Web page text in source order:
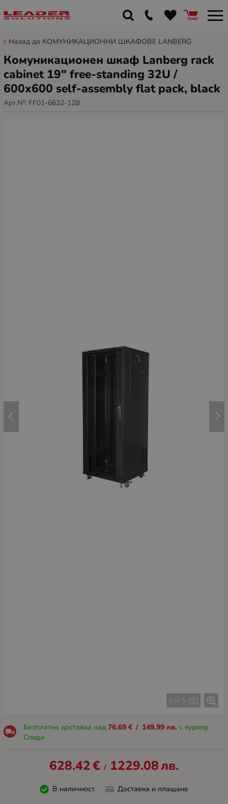
Назад до КОМУНИКАЦИОННИ ШКАФОВЕ LANBERG
Комуникационен шкаф Lanberg rack
cabinet 19" free-standing 32U /
600x600 self-assembly flat pack, black
Арт.№: FF01-6632-12B
1 от 5
Безплатна доставка над 76.69 € / 149.99 лв. с куриер
Спиди
628.42€ / 1229.08лв.
В наличност Доставка и плащане